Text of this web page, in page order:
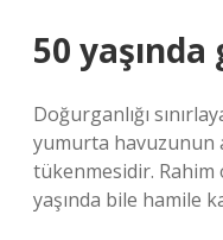
50 yaşında
Doğurganlığı
yumurta havuzunun
tükenmesidir. Rahim
yaşında bile hamile